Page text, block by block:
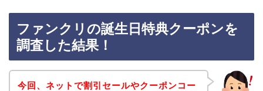
ファンクリの誕生日特典クーポンを
調査した結果！
今回、ネットで割引セールやクーポンコー